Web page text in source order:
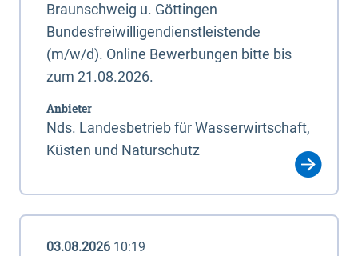
Braunschweig u. Göttingen
Bundesfreiwilligendienstleistende
(m/w/d). Online Bewerbungen bitte bis
zum 21.08.2026.
Anbieter
Nds. Landesbetrieb für Wasserwirtschaft,
Küsten und Naturschutz
03.08.2026 10:19